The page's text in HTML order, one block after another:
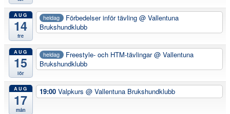
AUG
14
fre
heldag Förbedelser inför tävling@ Vallentuna
Brukshundklubb
AUG
15
lör
heldag Freestyle- och HTM-tävlingar@ Vallentuna
Brukshundklubb
AUG
17
mån
19:00 Valpkurs @ Vallentuna Brukshundklubb